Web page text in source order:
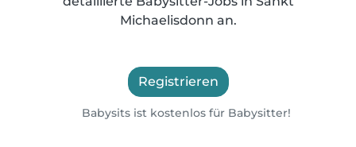
Michaelisdonn an.
Registrieren
Babysits ist kostenlos für Babysitter!